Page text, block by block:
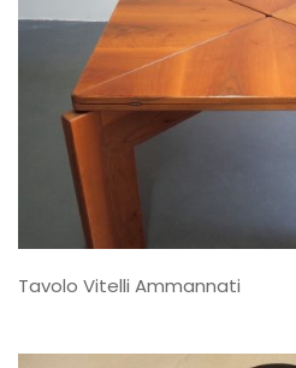
Tavolo Vitelli Ammannati